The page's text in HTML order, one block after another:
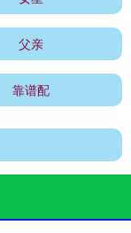
父亲
靠谱配